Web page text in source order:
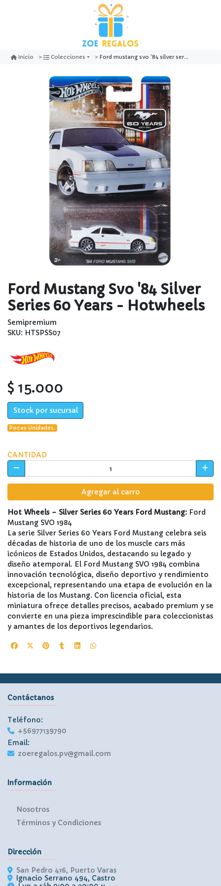
Inicio Colecciones Ford mustang svo '84 silver series 60 years - hotwheels
Ford Mustang Svo '84 Silver
Series 60 Years - Hotwheels
Semipremium
SKU: HTSPSS07
$ 15.000
Stock por sucursal
Pocas Unidades.
CANTIDAD
Agregar al carro
Hot Wheels – Silver Series 60 Years Ford Mustang: Ford
Mustang SVO 1984
La serie Silver Series 60 Years Ford Mustang celebra seis
décadas de historia de uno de los muscle cars más
icónicos de Estados Unidos, destacando su legado y
diseño atemporal. El Ford Mustang SVO 1984 combina
innovación tecnológica, diseño deportivo y rendimiento
excepcional, representando una etapa de evolución en la
historia de los Mustang. Con licencia oficial, esta
miniatura ofrece detalles precisos, acabado premium y se
convierte en una pieza imprescindible para coleccionistas
y amantes de los deportivos legendarios.
Contáctanos
Teléfono:
+56977139790
Email:
zoeregalos.pv@gmail.com
Información
Nosotros
Términos y Condiciones
Dirección
San Pedro 416, Puerto Varas
Ignacio Serrano 494, Castro